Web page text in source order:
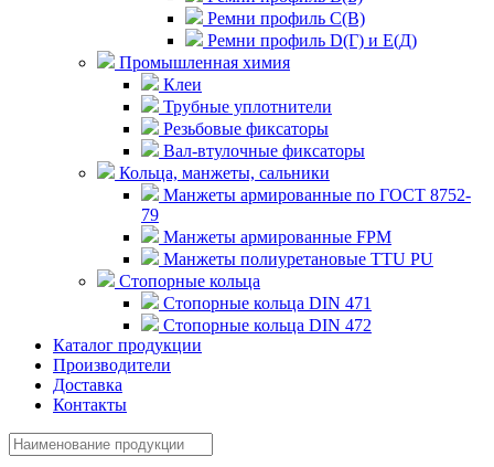
Ремни профиль С(В)
Ремни профиль D(Г) и E(Д)
Промышленная химия
Клеи
Трубные уплотнители
Резьбовые фиксаторы
Вал-втулочные фиксаторы
Кольца, манжеты, сальники
Манжеты армированные по ГОСТ 8752-
79
Манжеты армированные FPM
Манжеты полиуретановые TTU PU
Стопорные кольца
Стопорные кольца DIN 471
Стопорные кольца DIN 472
Каталог продукции
Производители
Доставка
Контакты